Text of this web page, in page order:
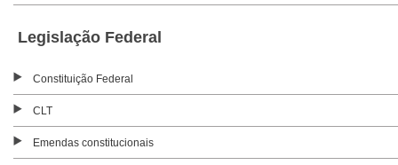
Legislação Federal
Constituição Federal
CLT
Emendas constitucionais